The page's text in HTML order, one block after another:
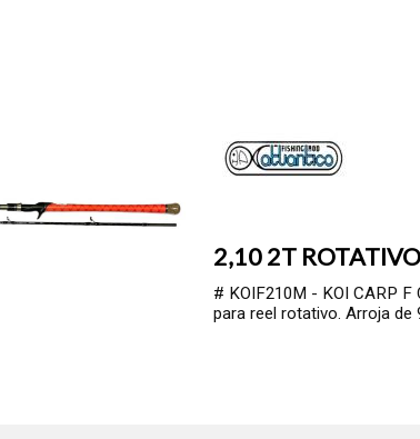
2,10 2T ROTATIVO
# KOIF210M - KOI CARP
para reel rotativo. Arroja de